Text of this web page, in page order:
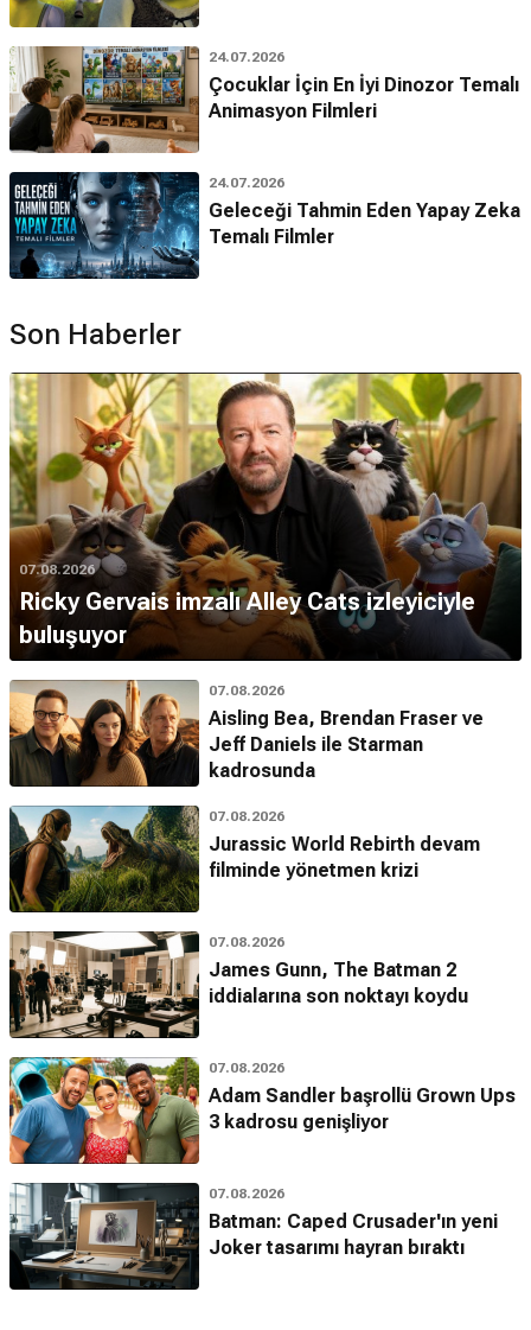
24.07.2026
Çocuklar İçin En İyi Dinozor Temalı
Animasyon Filmleri
24.07.2026
Geleceği Tahmin Eden Yapay Zeka
Temalı Filmler
Son Haberler
07.08.2026
Ricky Gervais imzalı Alley Cats izleyiciyle
buluşuyor
07.08.2026
Aisling Bea, Brendan Fraser ve
Jeff Daniels ile Starman
kadrosunda
07.08.2026
Jurassic World Rebirth devam
filminde yönetmen krizi
07.08.2026
James Gunn, The Batman 2
iddialarına son noktayı koydu
07.08.2026
Adam Sandler başrollü Grown Ups
3 kadrosu genişliyor
07.08.2026
Batman: Caped Crusader'ın yeni
Joker tasarımı hayran bıraktı